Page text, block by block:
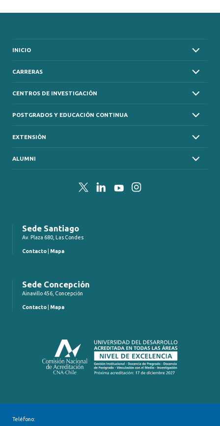
INICIO
CARRERAS
CENTROS DE INVESTIGACIÓN
POSTGRADOS Y EDUCACIÓN CONTINUA
EXTENSIÓN
ALUMNI
TwitterLinkedInYouTubeInstagram
Sede Santiago
Av. Plaza 680, Las Condes
Contacto Mapa
Sede Concepción
Ainavillo 456, Concepción
Contacto Mapa
Teléfono: